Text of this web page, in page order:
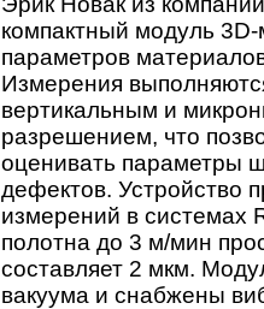
компактный модуль
параметров
Измерения
вертикальным и
разрешением, что
оценивать параметры
дефектов. Устройство
измерений в системах
полотна до 3 м/мин
составляет 2 мкм.
вакуума и снабжены